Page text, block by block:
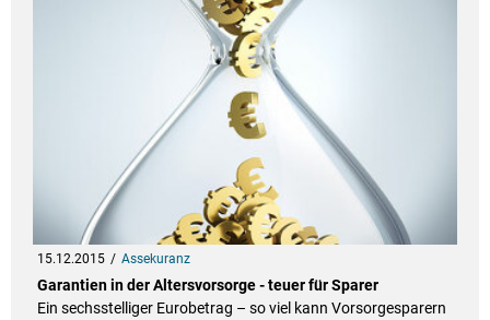
15.12.2015 Assekuranz
Garantien in der Altersvorsorge - teuer für Sparer
Ein sechsstelliger Eurobetrag – so viel kann Vorsorgesparern